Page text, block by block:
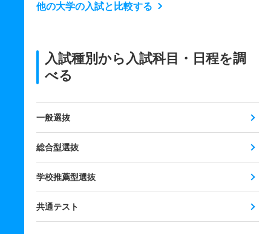
他の大学の入試と比較する
入試種別から入試科目・日程を調
べる
一般選抜
総合型選抜
学校推薦型選抜
共通テスト